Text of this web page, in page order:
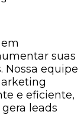
suas
Nossa equipe
e eficiente,
leads